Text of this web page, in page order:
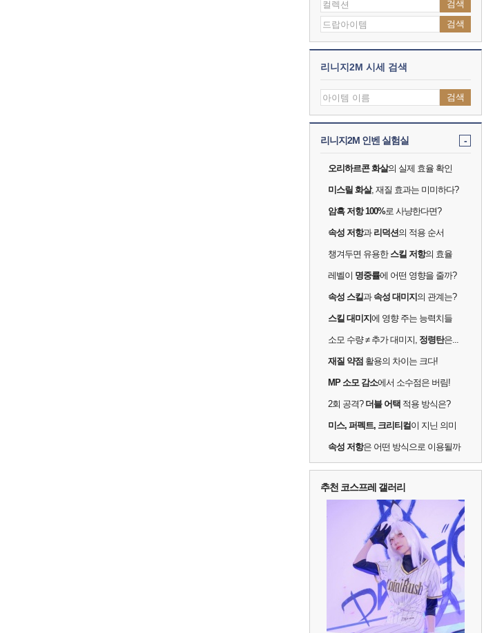
검색
검색
리니지2M 시세 검색
검색
리니지2M 인벤 실험실 -
오리하르콘 화살의 실제 효율 확인
미스릴 화살, 재질 효과는 미미하다?
암흑 저항 100%로 사냥한다면?
속성 저항과 리덕션의 적용 순서
챙겨두면 유용한 스킬 저항의 효율
레벨이 명중률에 어떤 영향을 줄까?
속성 스킬과 속성 대미지 의 관계는?
스킬 대미지 에 영향 주는 능력치들
소모 수량 ≠ 추가 대미지, 정령탄은...
재질 약점 활용의 차이는 크다!
MP 소모 감소에서 소수점은 버림!
2회 공격? 더블 어택 적용 방식은?
미스, 퍼펙트, 크리티컬이 지닌 의미
속성 저항은 어떤 방식으로 이용될까
추천 코스프레 갤러리